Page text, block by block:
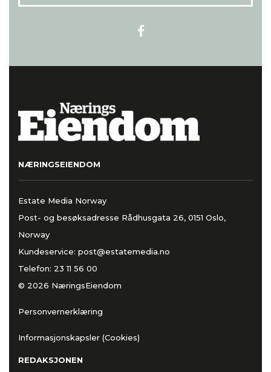
NÆRINGSEIENDOM
Estate Media Norway
Post- og besøksadresse Rådhusgata 26, 0151 Oslo,
Norway
Kundeservice: post@estatemedia.no
Telefon: 23 11 56 00
© 2026 NæringsEiendom
Personvernerklæring
Informasjonskapsler (Cookies)
REDAKSJONEN